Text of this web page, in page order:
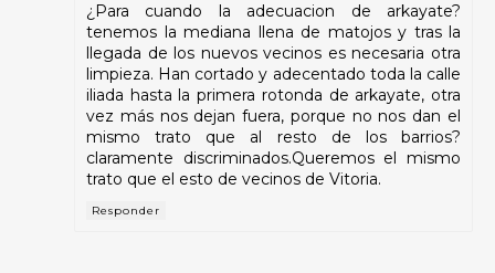
¿Para cuando la adecuacion de arkayate?
tenemos la mediana llena de matojos y tras la
llegada de los nuevos vecinos es necesaria otra
limpieza. Han cortado y adecentado toda la calle
iliada hasta la primera rotonda de arkayate, otra
vez más nos dejan fuera, porque no nos dan el
mismo trato que al resto de los barrios?
claramente discriminados.Queremos el mismo
trato que el esto de vecinos de Vitoria.
Responder